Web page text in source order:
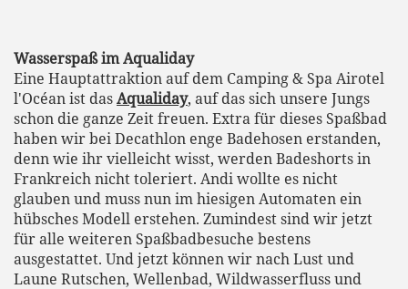
Wasserspaß im Aqualiday
Eine Hauptattraktion auf dem Camping & Spa Airotel
l'Océan ist dasAqualiday, auf das sich unsere Jungs
schon die ganze Zeit freuen. Extra für dieses Spaßbad
haben wir bei Decathlon enge Badehosen erstanden,
denn wie ihr vielleicht wisst, werden Badeshorts in
Frankreich nicht toleriert. Andi wollte es nicht
glauben und muss nun im hiesigen Automaten ein
hübsches Modell erstehen. Zumindest sind wir jetzt
für alle weiteren Spaßbadbesuche bestens
ausgestattet. Und jetzt können wir nach Lust und
Laune Rutschen, Wellenbad, Wildwasserfluss und